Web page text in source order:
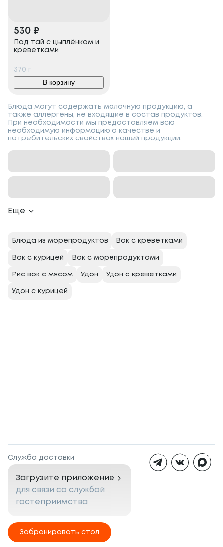
530 ₽
Пад тай с цыплёнком и
креветками
370 г
В корзину
Блюда могут содержать молочную продукцию, а
также аллергены, не входящие в состав продуктов.
При необходимости мы предоставляем всю
необходимую информацию о качестве и
потребительских свойствах нашей продукции.
Еще
Блюда из морепродуктов Вок с креветками
Вок с курицей Вок с морепродуктами
Рис вок с мясом Удон Удон с креветками
Удон с курицей
Служба доставки
Загрузите приложение
для связи со службой
гостеприимства
Забронировать стол